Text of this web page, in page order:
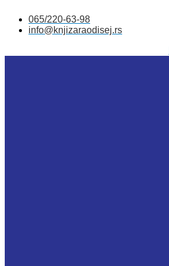
sadržaj
065/220-63-98
info@knjizaraodisej.rs